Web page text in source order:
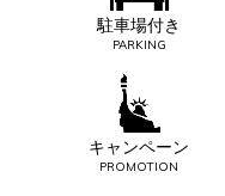
駐車場付き
PARKING
キャンペーン
PROMOTION